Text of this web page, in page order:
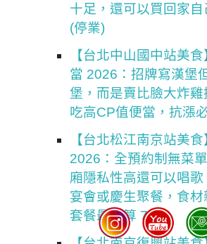
十足，還可以買回家
(停業)
【台北中山國中站美
當 2026：招牌寫漢堡
堡，而是賣比臉大炸雞
吃高CP值便當，抗漲
【台北松江南京站美
2026：全預約制無菜
廂隱私性高還可以唱
宴會或慶生聚餐，食材
套餐最划算 7458